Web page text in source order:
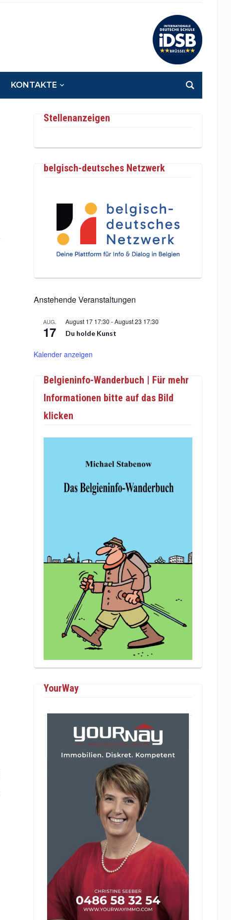
KONTAKTE
Stellenanzeigen
belgisch-deutsches Netzwerk
Anstehende Veranstaltungen
AUG.
17
August 17 17:30 -August 23 17:30
Du holde Kunst
Kalender anzeigen
Belgieninfo-Wanderbuch | Für mehr
Informationen bitte auf das Bild
klicken
YourWay